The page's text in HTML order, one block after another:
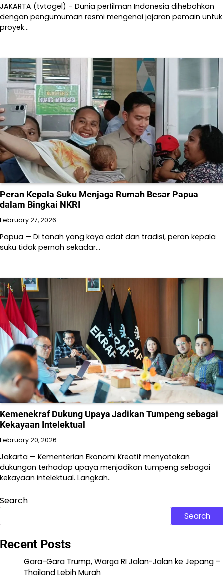
JAKARTA (tvtogel) – Dunia perfilman Indonesia dihebohkan
dengan pengumuman resmi mengenai jajaran pemain untuk
proyek…
Peran Kepala Suku Menjaga Rumah Besar Papua
dalam Bingkai NKRI
February 27, 2026
Papua — Di tanah yang kaya adat dan tradisi, peran kepala
suku tidak pernah sekadar…
Kemenekraf Dukung Upaya Jadikan Tumpeng sebagai
Kekayaan Intelektual
February 20, 2026
Jakarta — Kementerian Ekonomi Kreatif menyatakan
dukungan terhadap upaya menjadikan tumpeng sebagai
kekayaan intelektual. Langkah…
Search
Search
Recent Posts
Gara-Gara Trump, Warga RI Jalan-Jalan ke Jepang –
Thailand Lebih Murah